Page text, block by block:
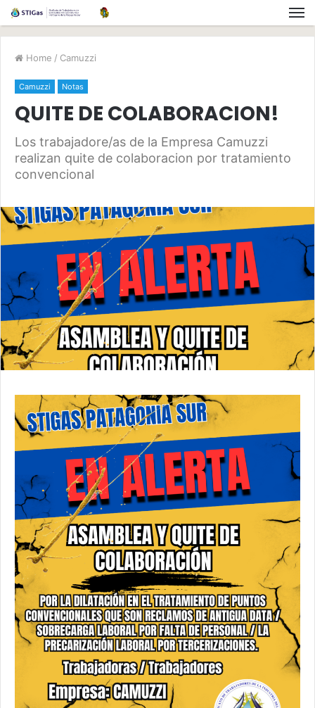
Home / Camuzzi
Camuzzi Notas
QUITE DE COLABORACION!
Los trabajadore/as de la Empresa Camuzzi
realizan quite de colaboracion por tratamiento
convencional